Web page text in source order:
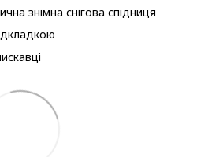
знімна снігова спідниця